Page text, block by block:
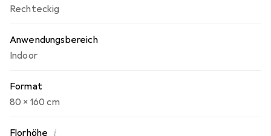
Rechteckig
Anwendungsbereich
Indoor
Format
80 x 160 cm
Florhöhe i